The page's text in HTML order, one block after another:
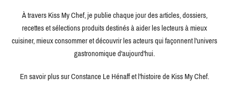
À travers Kiss My Chef, je publie chaque jour des articles, dossiers,
recettes et sélections produits destinés à aider les lecteurs à mieux
cuisiner, mieux consommer et découvrir les acteurs qui façonnent l'univers
gastronomique d'aujourd'hui.
En savoir plus sur Constance Le Hénaff et l'histoire de Kiss My Chef.